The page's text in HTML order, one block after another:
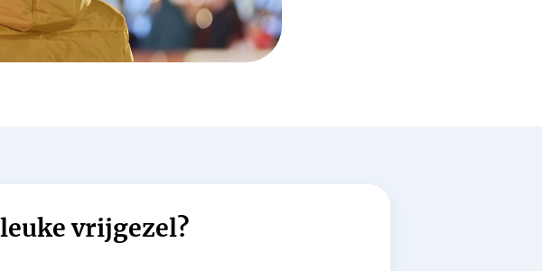
vrijgezel?